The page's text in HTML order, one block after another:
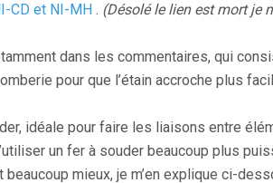
CD et NI-MH . (Désolé le lien est mort je
dans les commentaires, qui
pour que l’étain accroche plus
idéale pour faire les liaisons entre
un fer à souder beaucoup plus
beaucoup mieux, je m’en explique ci-